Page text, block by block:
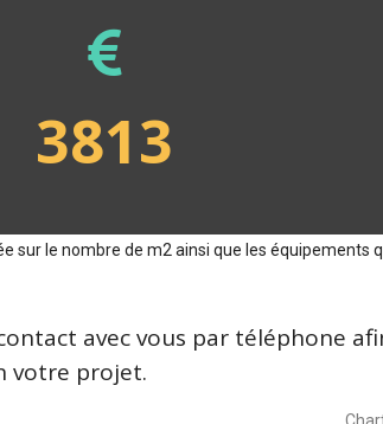
3813
sur le nombre de m2 ainsi que les équipements
avec vous par téléphone
votre projet.